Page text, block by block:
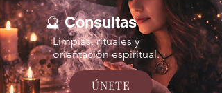
🔮 Consultas
Limpias, rituales y
orientación espiritual.
ÚNETE